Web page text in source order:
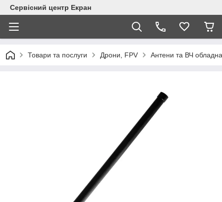
Сервісний центр Екран
Товари та послуги Дрони, FPV Антени та ВЧ